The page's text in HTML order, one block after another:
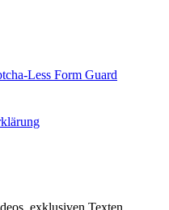
Less Form Guard
exklusiven Texten,